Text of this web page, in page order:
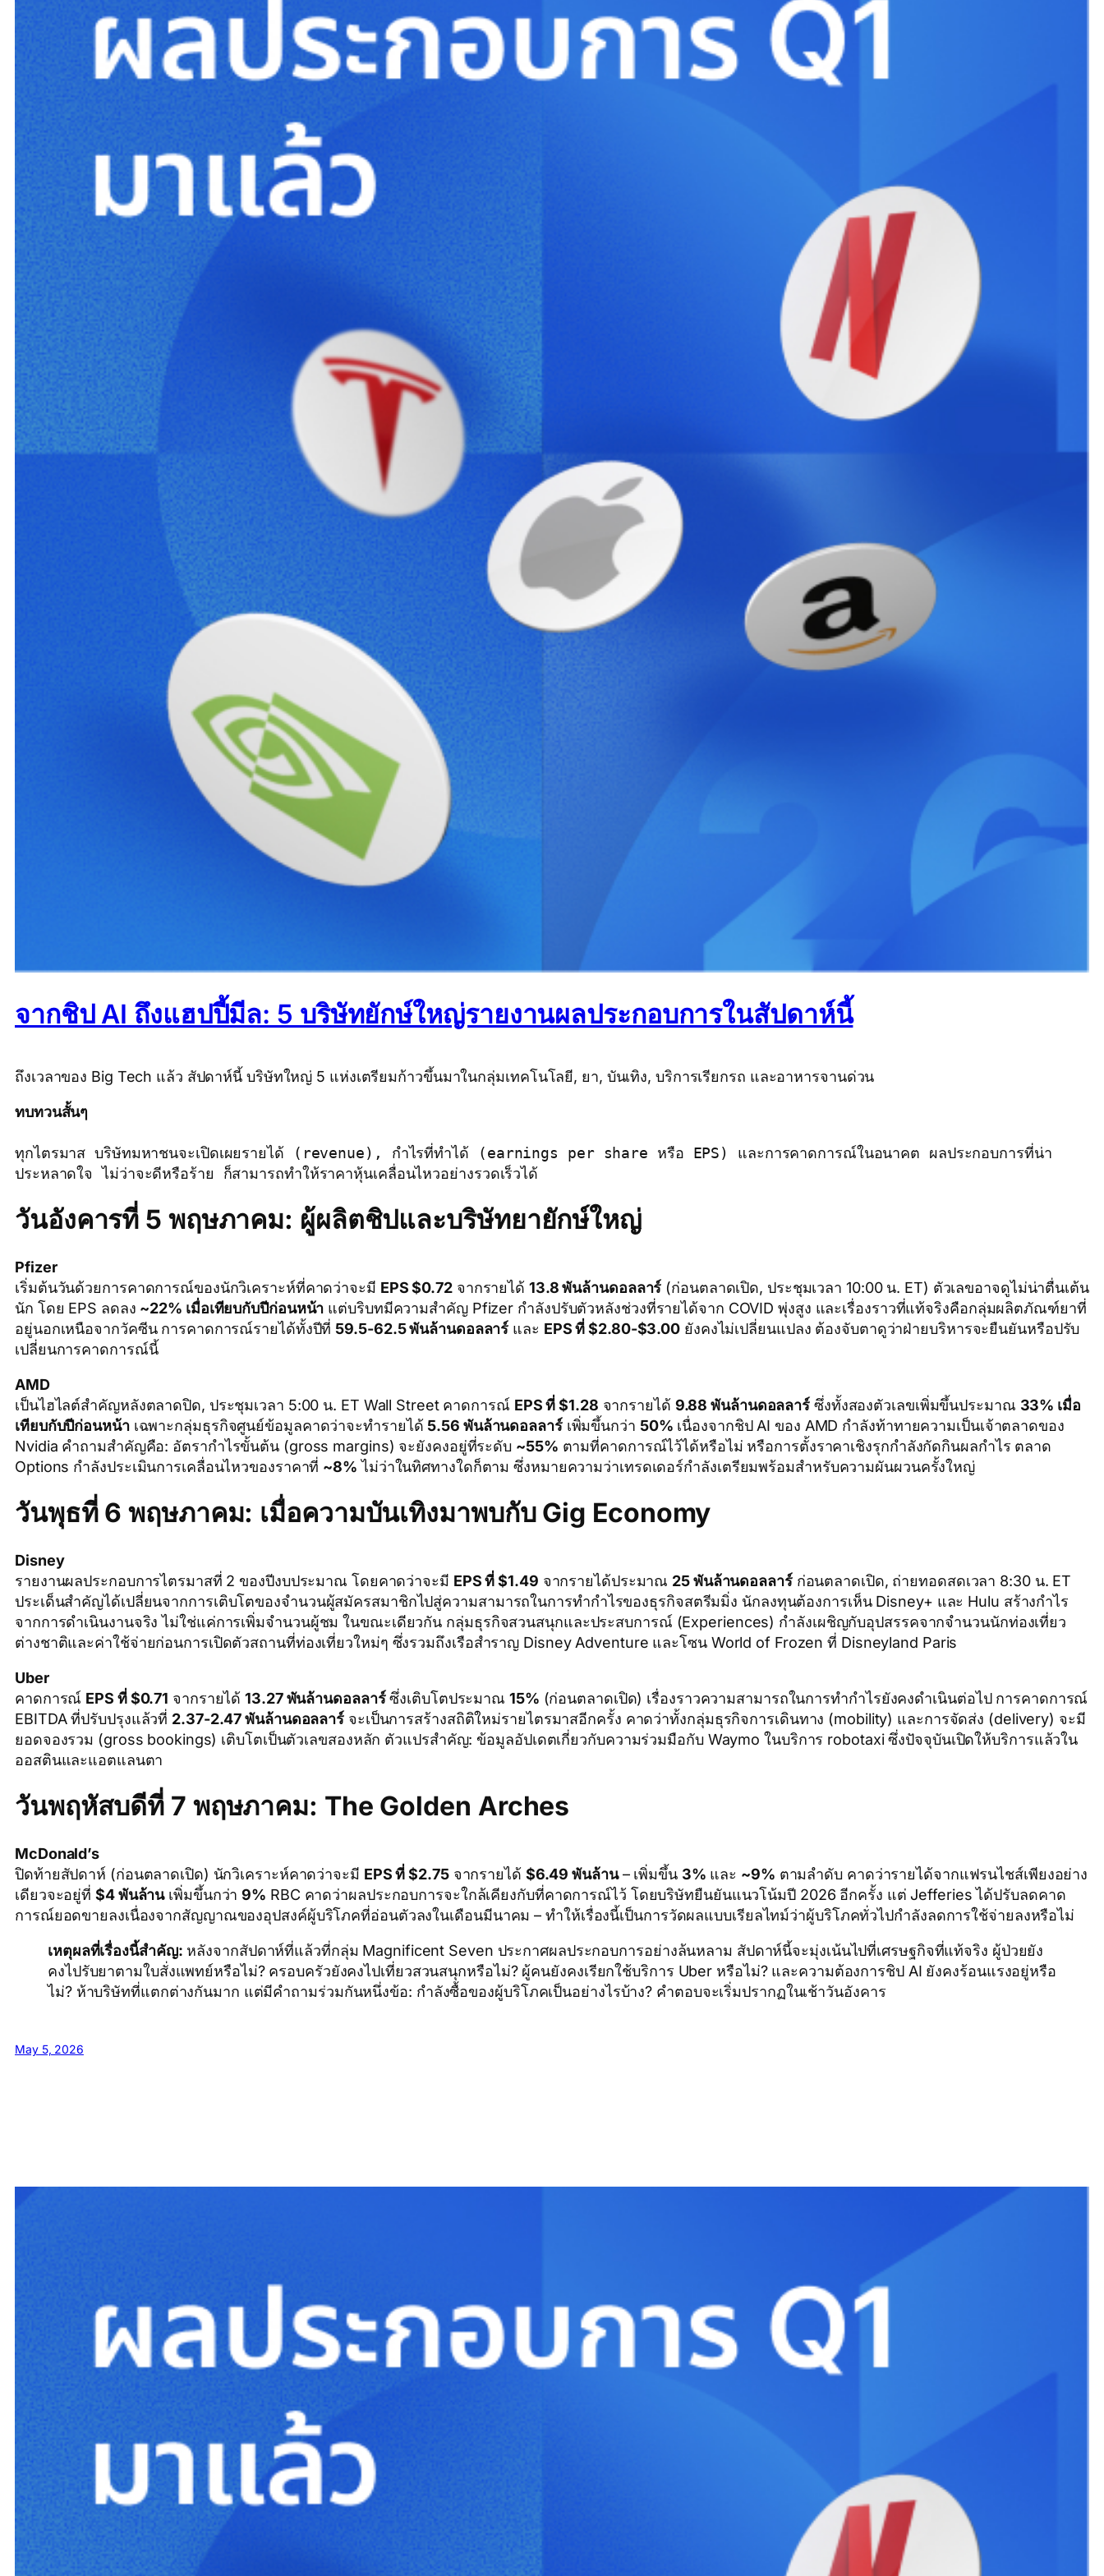
จากชิป AI ถึงแฮปปี้มีล: 5 บริษัทยักษ์ใหญ่รายงานผลประกอบการในสัปดาห์นี้
ถึงเวลาของ Big Tech แล้ว สัปดาห์นี้ บริษัทใหญ่ 5 แห่งเตรียมก้าวขึ้นมาในกลุ่มเทคโนโลยี, ยา, บันเทิง, บริการเรียกรถ และอาหารจานด่วน
ทบทวนสั้นๆ
ทุกไตรมาส บริษัทมหาชนจะเปิดเผยรายได้ (revenue), กำไรที่ทำได้ (earnings per share หรือ EPS) และการคาดการณ์ในอนาคต ผลประกอบการที่น่า
ประหลาดใจ ไม่ว่าจะดีหรือร้าย ก็สามารถทำให้ราคาหุ้นเคลื่อนไหวอย่างรวดเร็วได้
วันอังคารที่ 5 พฤษภาคม: ผู้ผลิตชิปและบริษัทยายักษ์ใหญ่
Pfizer
เริ่มต้นวันด้วยการคาดการณ์ของนักวิเคราะห์ที่คาดว่าจะมี EPS $0.72จากรายได้ 13.8 พันล้านดอลลาร์ (ก่อนตลาดเปิด, ประชุมเวลา 10:00 น. ET) ตัวเลขอาจดูไม่น่าตื่นเต้น
นัก โดย EPS ลดลง ~22% เมื่อเทียบกับปีก่อนหน้า แต่บริบทมีความสำคัญ Pfizer กำลังปรับตัวหลังช่วงที่รายได้จาก COVID พุ่งสูง และเรื่องราวที่แท้จริงคือกลุ่มผลิตภัณฑ์ยาที่
อยู่นอกเหนือจากวัคซีน การคาดการณ์รายได้ทั้งปีที่ 59.5-62.5 พันล้านดอลลาร์ และ EPS ที่ $2.80-$3.00 ยังคงไม่เปลี่ยนแปลง ต้องจับตาดูว่าฝ่ายบริหารจะยืนยันหรือปรับ
เปลี่ยนการคาดการณ์นี้
AMD
เป็นไฮไลต์สำคัญหลังตลาดปิด, ประชุมเวลา 5:00 น. ET Wall Street คาดการณ์ EPS ที่ $1.28 จากรายได้ 9.88 พันล้านดอลลาร์ ซึ่งทั้งสองตัวเลขเพิ่มขึ้นประมาณ 33% เมื่อ
เทียบกับปีก่อนหน้าเฉพาะกลุ่มธุรกิจศูนย์ข้อมูลคาดว่าจะทำรายได้ 5.56 พันล้านดอลลาร์เพิ่มขึ้นกว่า 50% เนื่องจากชิป AI ของ AMD กำลังท้าทายความเป็นเจ้าตลาดของ
Nvidia คำถามสำคัญคือ: อัตรากำไรขั้นต้น (gross margins) จะยังคงอยู่ที่ระดับ ~55% ตามที่คาดการณ์ไว้ได้หรือไม่ หรือการตั้งราคาเชิงรุกกำลังกัดกินผลกำไร ตลาด
Options กำลังประเมินการเคลื่อนไหวของราคาที่ ~8% ไม่ว่าในทิศทางใดก็ตาม ซึ่งหมายความว่าเทรดเดอร์กำลังเตรียมพร้อมสำหรับความผันผวนครั้งใหญ่
วันพุธที่ 6 พฤษภาคม: เมื่อความบันเทิงมาพบกับ Gig Economy
Disney
รายงานผลประกอบการไตรมาสที่ 2 ของปีงบประมาณ โดยคาดว่าจะมี EPS ที่ $1.49 จากรายได้ประมาณ 25 พันล้านดอลลาร์ก่อนตลาดเปิด, ถ่ายทอดสดเวลา 8:30 น. ET
ประเด็นสำคัญได้เปลี่ยนจากการเติบโตของจำนวนผู้สมัครสมาชิกไปสู่ความสามารถในการทำกำไรของธุรกิจสตรีมมิ่ง นักลงทุนต้องการเห็น Disney+ และ Hulu สร้างกำไร
จากการดำเนินงานจริง ไม่ใช่แค่การเพิ่มจำนวนผู้ชม ในขณะเดียวกัน กลุ่มธุรกิจสวนสนุกและประสบการณ์ (Experiences) กำลังเผชิญกับอุปสรรคจากจำนวนนักท่องเที่ยว
ต่างชาติและค่าใช้จ่ายก่อนการเปิดตัวสถานที่ท่องเที่ยวใหม่ๆ ซึ่งรวมถึงเรือสำราญ Disney Adventure และโซน World of Frozen ที่ Disneyland Paris
Uber
คาดการณ์ EPS ที่ $0.71 จากรายได้13.27 พันล้านดอลลาร์ซึ่งเติบโตประมาณ 15% (ก่อนตลาดเปิด) เรื่องราวความสามารถในการทำกำไรยังคงดำเนินต่อไป การคาดการณ์
EBITDA ที่ปรับปรุงแล้วที่ 2.37-2.47 พันล้านดอลลาร์ จะเป็นการสร้างสถิติใหม่รายไตรมาสอีกครั้ง คาดว่าทั้งกลุ่มธุรกิจการเดินทาง (mobility) และการจัดส่ง (delivery) จะมี
ยอดจองรวม (gross bookings) เติบโตเป็นตัวเลขสองหลัก ตัวแปรสำคัญ: ข้อมูลอัปเดตเกี่ยวกับความร่วมมือกับ Waymo ในบริการ robotaxi ซึ่งปัจจุบันเปิดให้บริการแล้วใน
ออสตินและแอตแลนตา
วันพฤหัสบดีที่ 7 พฤษภาคม: The Golden Arches
McDonald’s
ปิดท้ายสัปดาห์ (ก่อนตลาดเปิด) นักวิเคราะห์คาดว่าจะมี EPS ที่ $2.75จากรายได้ $6.49 พันล้าน– เพิ่มขึ้น 3% และ ~9% ตามลำดับ คาดว่ารายได้จากแฟรนไชส์เพียงอย่าง
เดียวจะอยู่ที่$4 พันล้านเพิ่มขึ้นกว่า9% RBC คาดว่าผลประกอบการจะใกล้เคียงกับที่คาดการณ์ไว้ โดยบริษัทยืนยันแนวโน้มปี 2026 อีกครั้ง แต่ Jefferies ได้ปรับลดคาด
การณ์ยอดขายลงเนื่องจากสัญญาณของอุปสงค์ผู้บริโภคที่อ่อนตัวลงในเดือนมีนาคม – ทำให้เรื่องนี้เป็นการวัดผลแบบเรียลไทม์ว่าผู้บริโภคทั่วไปกำลังลดการใช้จ่ายลงหรือไม่
เหตุผลที่เรื่องนี้สำคัญ: หลังจากสัปดาห์ที่แล้วที่กลุ่ม Magnificent Seven ประกาศผลประกอบการอย่างล้นหลาม สัปดาห์นี้จะมุ่งเน้นไปที่เศรษฐกิจที่แท้จริง ผู้ป่วยยัง
คงไปรับยาตามใบสั่งแพทย์หรือไม่? ครอบครัวยังคงไปเที่ยวสวนสนุกหรือไม่? ผู้คนยังคงเรียกใช้บริการ Uber หรือไม่? และความต้องการชิป AI ยังคงร้อนแรงอยู่หรือ
ไม่? ห้าบริษัทที่แตกต่างกันมาก แต่มีคำถามร่วมกันหนึ่งข้อ: กำลังซื้อของผู้บริโภคเป็นอย่างไรบ้าง? คำตอบจะเริ่มปรากฏในเช้าวันอังคาร
May 5, 2026